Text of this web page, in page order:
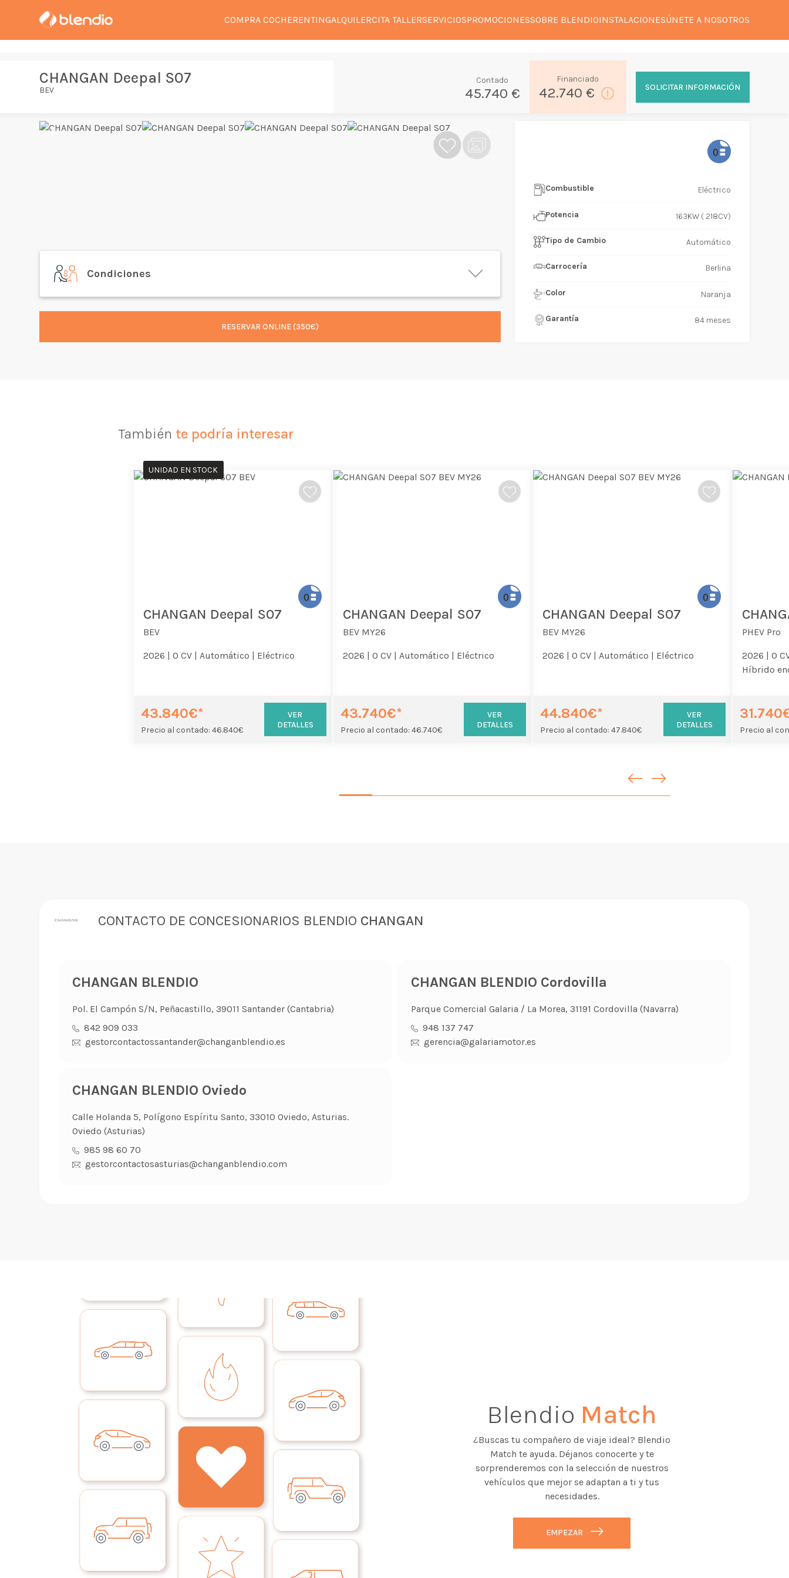
COMPRA COCHERENTINGALQUILERCITA TALLERSERVICIOSPROMOCIONESSOBRE BLENDIOINSTALACIONESÚNETE A NOSOTROS
CHANGAN Deepal S07
BEV
Contado
45.740 €
Financiado
42.740 € SOLICITAR INFORMACIÓN
Condiciones
RESERVAR ONLINE (350€)
Combustible Eléctrico
Potencia 163KW ( 218CV)
Tipo de Cambio Automático
Carrocería Berlina
Color Naranja
Garantía 84 meses
También te podría interesar
UNIDAD EN STOCK
CHANGAN Deepal S07
BEV
2026 | 0 CV | Automático | Eléctrico
43.840€*
Precio al contado: 46.840€
VER
DETALLES
CHANGAN Deepal S07
BEV MY26
2026 | 0 CV | Automático | Eléctrico
43.740€*
Precio al contado: 46.740€
VER
DETALLES
CHANGAN Deepal S07
BEV MY26
2026 | 0 CV | Automático | Eléctrico
44.840€*
Precio al contado: 47.840€
VER
DETALLES
PHEV Pro
2026 | 0
Híbrido
Precio al
CONTACTO DE CONCESIONARIOS BLENDIO CHANGAN
CHANGAN BLENDIO
Pol. El Campón S/N, Peñacastillo, 39011 Santander (Cantabria)
842 909 033
gestorcontactossantander@changanblendio.es
CHANGAN BLENDIO Cordovilla
Parque Comercial Galaria / La Morea, 31191 Cordovilla (Navarra)
948 137 747
gerencia@galariamotor.es
CHANGAN BLENDIO Oviedo
Calle Holanda 5, Polígono Espíritu Santo, 33010 Oviedo, Asturias.
Oviedo (Asturias)
985 98 60 70
gestorcontactosasturias@changanblendio.com
Blendio Match
¿Buscas tu compañero de viaje ideal? Blendio
Match te ayuda. Déjanos conocerte y te
sorprenderemos con la selección de nuestros
vehículos que mejor se adaptan a ti y tus
necesidades.
EMPEZAR